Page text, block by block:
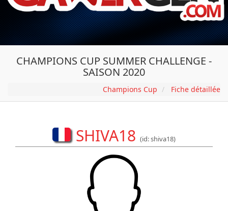
CHAMPIONS CUP SUMMER CHALLENGE -
SAISON 2020
Champions Cup Fiche détaillée
SHIVA18 (id: shiva18)